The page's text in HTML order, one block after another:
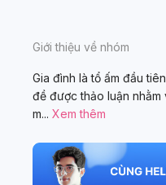
Giới thiệu về nhóm
Gia đình là tổ ấm đầu
đề được thảo luận
m...Xem thêm